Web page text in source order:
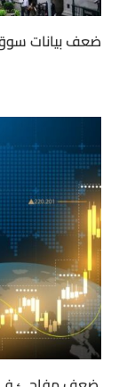
ضعف بيانات